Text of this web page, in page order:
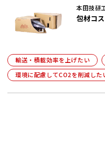
包材コ
本田技研
輸送・積載効率を上げたい
環境に配慮してCO2を削減した